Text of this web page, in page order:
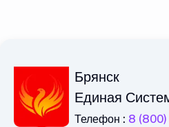
Брянск
Единая
Телефон : 8